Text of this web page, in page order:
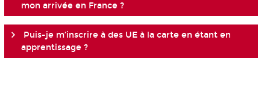
mon arrivée en France ?
Puis-je m’inscrire à des UE à la carte en étant en
apprentissage ?